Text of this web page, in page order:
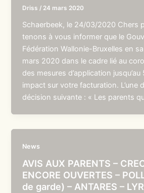
Driss / 24 mars 2020
Schaerbeek, le 24/03/2020 Chers
tenons à vous informer que le
Fédération Wallonie-Bruxelles en
mars 2020 dans le cadre lié au
des mesures d’application
impact sur votre facturation. L’une
décision suivante : « Les parents
News
AVIS AUX PARENTS –
ENCORE OUVERTES –
de garde) – ANTARES –